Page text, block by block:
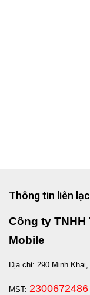
Thông tin liên lạc
Công ty
Mobile
Địa chỉ: 290 Minh
MST: 2300672486